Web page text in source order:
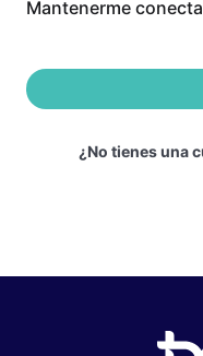
Mantenerme
¿No tienes una